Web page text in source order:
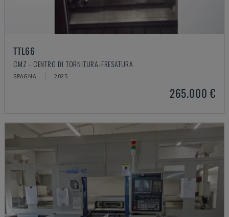
TTL66
CMZ - CENTRO DI TORNITURA-FRESATURA
SPAGNA 2025
265.000 €